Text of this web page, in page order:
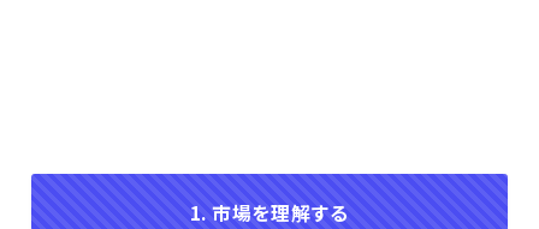
1. 市場を理解する